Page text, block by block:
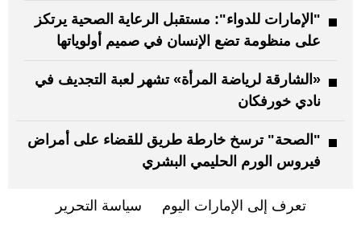
"الإمارات للدواء": مستقبل الرعاية الصحية يرتكز
على منظومة تضع الإنسان في صميم أولوياتها
«الشارقة لرياضة المرأة» تشهر لعبة التجديف في
نادي خورفكان
"الصحة" ترسخ خارطة طريق للقضاء على أمراض
فيروس الورم الحليمي البشري
تعرف إلى الإمارات اليوم سياسة التحرير